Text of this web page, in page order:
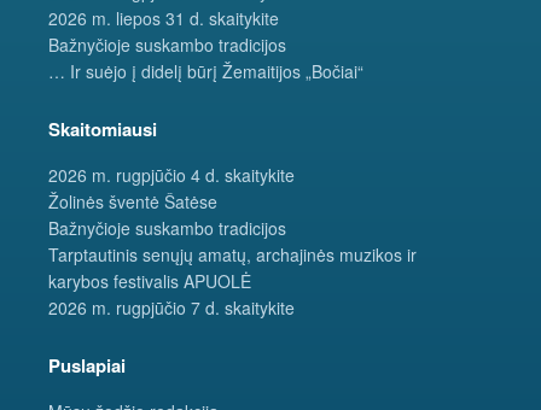
2026 m. liepos 31 d. skaitykite
Bažnyčioje suskambo tradicijos
… Ir suėjo į didelį būrį Žemaitijos „Bočiai“
Skaitomiausi
2026 m. rugpjūčio 4 d. skaitykite
Žolinės šventė Šatėse
Bažnyčioje suskambo tradicijos
Tarptautinis senųjų amatų, archajinės muzikos ir
karybos festivalis APUOLĖ
2026 m. rugpjūčio 7 d. skaitykite
Puslapiai